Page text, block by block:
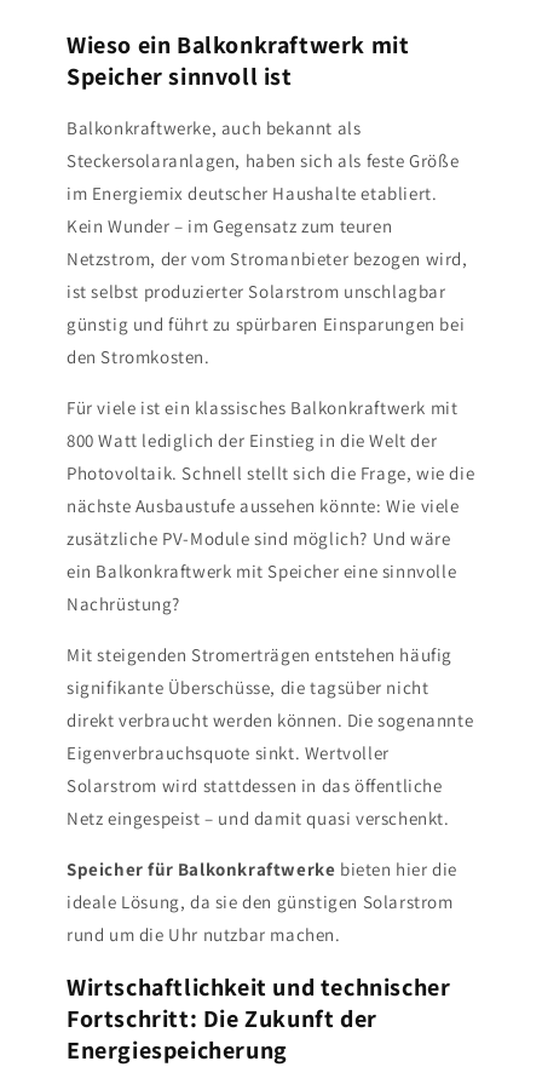
Wieso ein Balkonkraftwerk mit
Speicher sinnvoll ist
Balkonkraftwerke, auch bekannt als
Steckersolaranlagen, haben sich als feste Größe
im Energiemix deutscher Haushalte etabliert.
Kein Wunder – im Gegensatz zum teuren
Netzstrom, der vom Stromanbieter bezogen wird,
ist selbst produzierter Solarstrom unschlagbar
günstig und führt zu spürbaren Einsparungen bei
den Stromkosten.
Für viele ist ein klassisches Balkonkraftwerk mit
800 Watt lediglich der Einstieg in die Welt der
Photovoltaik. Schnell stellt sich die Frage, wie die
nächste Ausbaustufe aussehen könnte: Wie viele
zusätzliche PV-Module sind möglich? Und wäre
ein Balkonkraftwerk mit Speicher eine sinnvolle
Nachrüstung?
Mit steigenden Stromerträgen entstehen häufig
signifikante Überschüsse, die tagsüber nicht
direkt verbraucht werden können. Die sogenannte
Eigenverbrauchsquote sinkt. Wertvoller
Solarstrom wird stattdessen in das öffentliche
Netz eingespeist – und damit quasi verschenkt.
Speicher für Balkonkraftwerke bieten hier die
ideale Lösung, da sie den günstigen Solarstrom
rund um die Uhr nutzbar machen.
Wirtschaftlichkeit und technischer
Fortschritt: Die Zukunft der
Energiespeicherung